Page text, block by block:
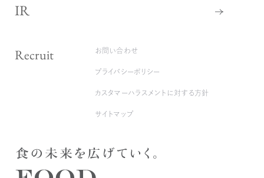
IR
Recruit お問い合わせ
プライバシーポリシー
カスタマーハラスメントに対する方針
サイトマップ